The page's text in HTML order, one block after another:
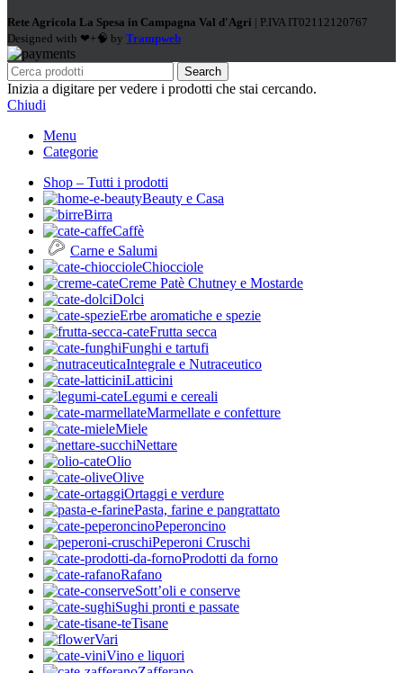
Rete Agricola La Spesa in Campagna Val d'Agri | P.IVA IT02112120767
Designed with ❤+🧠 by Trampweb
Search
Inizia a digitare per vedere i prodotti che stai cercando.
Chiudi
Menu
Categorie
Shop – Tutti i prodotti
Beauty e Casa
Birra
Caffè
Carne e Salumi
Chiocciole
Creme Patè Chutney e Mostarde
Dolci
Erbe aromatiche e spezie
Frutta secca
Funghi e tartufi
Integrale e Nutraceutico
Latticini
Legumi e cereali
Marmellate e confetture
Miele
Nettare
Olio
Olive
Ortaggi e verdure
Pasta, farine e pangrattato
Peperoncino
Peperoni Cruschi
Prodotti da forno
Rafano
Sott’oli e conserve
Sughi pronti e passate
Tisane
Vari
Vino e liquori